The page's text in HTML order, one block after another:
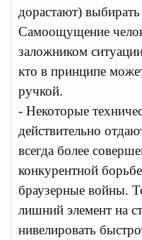
дорастают) выбирать
Самоощущение
заложником
кто в принципе
ручкой.
- Некоторые
действительно
всегда более
конкурентной
браузерные войны.
лишний элемент на
нивелировать